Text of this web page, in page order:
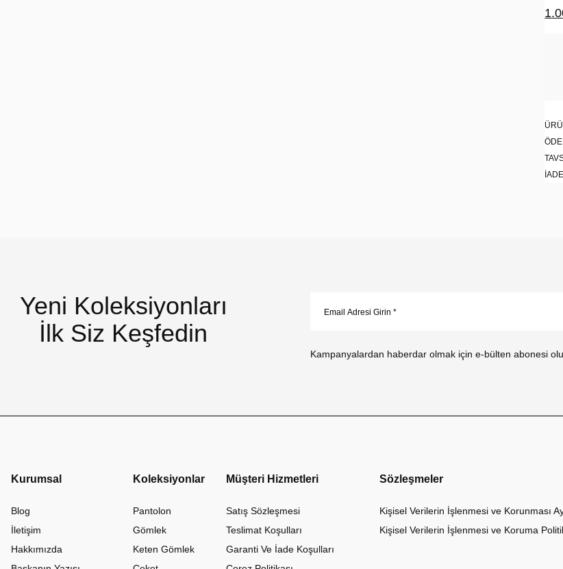
Yeni Koleksiyonları
İlk Siz Keşfedin
Kampanyalardan haberdar olmak için e-bülten abonesi
Kurumsal
Blog
İletişim
Hakkımızda
Koleksiyonlar
Pantolon
Gömlek
Keten Gömlek
Müşteri Hizmetleri
Satış Sözleşmesi
Teslimat Koşulları
Garanti Ve İade Koşulları
Sözleşmeler
Kişisel Verilerin İşlenmesi ve Korunması
Kişisel Verilerin İşlenmesi ve Koruma